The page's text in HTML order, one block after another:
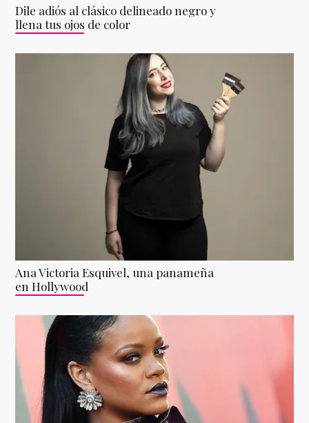
Dile adiós al clásico delineado negro y
llena tus ojos de color
Ana Victoria Esquivel, una panameña
en Hollywood